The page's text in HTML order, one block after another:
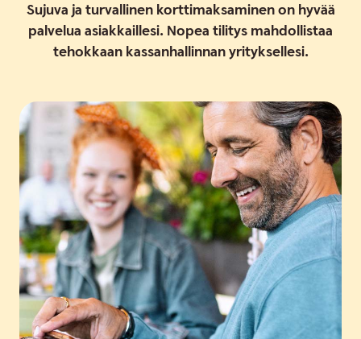
Sujuva ja turvallinen korttimaksaminen on hyvää
palvelua asiakkaillesi. Nopea tilitys mahdollistaa
tehokkaan kassanhallinnan yrityksellesi.